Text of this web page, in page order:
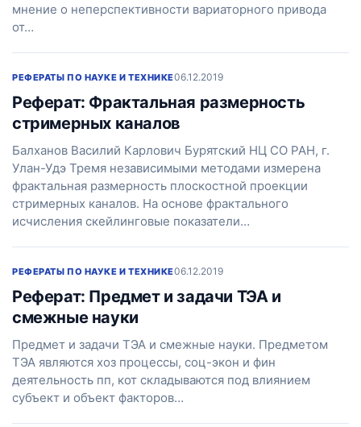
мнение о неперспективности вариаторного привода
от…
РЕФЕРАТЫ ПО НАУКЕ И ТЕХНИКЕ06.12.2019
Реферат: Фрактальная размерность
стримерных каналов
Балханов Василий Карлович Бурятский НЦ СО РАН, г.
Улан-Удэ Тремя независимыми методами измерена
фрактальная размерность плоскостной проекции
стримерных каналов. На основе фрактального
исчисления скейлинговые показатели…
РЕФЕРАТЫ ПО НАУКЕ И ТЕХНИКЕ06.12.2019
Реферат: Предмет и задачи ТЭА и
смежные науки
Предмет и задачи ТЭА и смежные науки. Предметом
ТЭА являются хоз процессы, соц-экон и фин
деятельность пп, кот складываются под влиянием
субъект и объект факторов…